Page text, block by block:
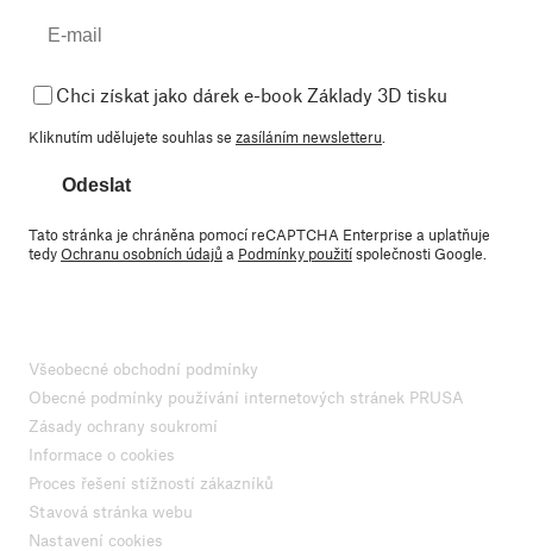
Chci získat jako dárek e-book Základy 3D tisku
Kliknutím udělujete souhlas se zasíláním newsletteru.
Odeslat
Tato stránka je chráněna pomocí reCAPTCHA Enterprise a uplatňuje
tedyOchranu osobních údajůa Podmínky použitíspolečnosti Google.
Všeobecné obchodní podmínky
Obecné podmínky používání internetových stránek PRUSA
Zásady ochrany soukromí
Informace o cookies
Proces řešení stížností zákazníků
Stavová stránka webu
Nastavení cookies